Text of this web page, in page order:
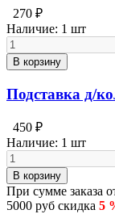
270 ₽
Наличие: 1 шт
В корзину
Подставка д/
450 ₽
Наличие: 1 шт
В корзину
При сумме заказа
5000 руб скидка 5